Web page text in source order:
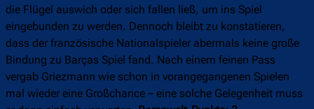
die Flügel auswich oder sich fallen ließ, um ins Spiel
eingebunden zu werden. Dennoch bleibt zu konstatieren,
dass der französische Nationalspieler abermals keine große
Bindung zu Barças Spiel fand. Nach einem feinen Pass
vergab Griezmann wie schon in vorangegangenen Spielen
mal wieder eine Großchance – eine solche Gelegenheit muss